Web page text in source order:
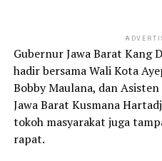
Gubernur Jawa Barat Kang
hadir bersama Wali Kota
Bobby Maulana, dan
Jawa Barat Kusmana
tokoh masyarakat juga
rapat.